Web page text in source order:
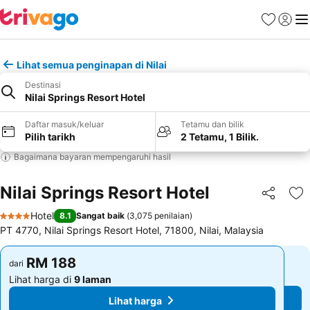
Kegemaran
Daftar
Lihat semua penginapan di Nilai
Destinasi
Nilai Springs Resort Hotel
Daftar masuk/keluar
Pilih tarikh
Tetamu dan bilik
2 Tetamu, 1 Bilik.
Bagaimana bayaran mempengaruhi hasil
Nilai Springs Resort Hotel Kongsi
4 Bintang
Hotel 8.1 Sangat baik (3,075 penilaian)
PT 4770, Nilai Springs Resort Hotel, 71800, Nilai, Malaysia
dari RM 188
Lihat harga di 9 laman
Lihat harga
dari RM 188
Lihat harga di 9 laman
Lihat harga